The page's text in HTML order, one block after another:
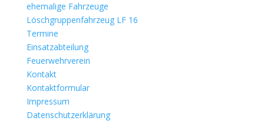
ehemalige Fahrzeuge
Löschgruppenfahrzeug LF 16
Termine
Einsatzabteilung
Feuerwehrverein
Kontakt
Kontaktformular
Impressum
Datenschutzerklärung